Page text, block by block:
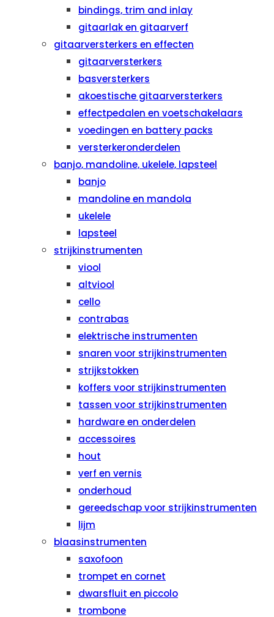
bindings, trim and inlay
gitaarlak en gitaarverf
gitaarversterkers en effecten
gitaarversterkers
basversterkers
akoestische gitaarversterkers
effectpedalen en voetschakelaars
voedingen en battery packs
versterkeronderdelen
banjo, mandoline, ukelele, lapsteel
banjo
mandoline en mandola
ukelele
lapsteel
strijkinstrumenten
viool
altviool
cello
contrabas
elektrische instrumenten
snaren voor strijkinstrumenten
strijkstokken
koffers voor strijkinstrumenten
tassen voor strijkinstrumenten
hardware en onderdelen
accessoires
hout
verf en vernis
onderhoud
gereedschap voor strijkinstrumenten
lijm
blaasinstrumenten
saxofoon
trompet en cornet
dwarsfluit en piccolo
trombone